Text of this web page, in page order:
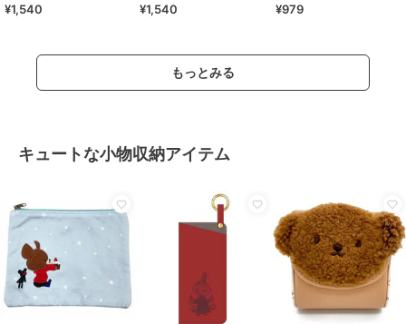
¥1,540
クリラックマ
¥1,540 ¥979
もっとみる
キュートな小物収納アイテム